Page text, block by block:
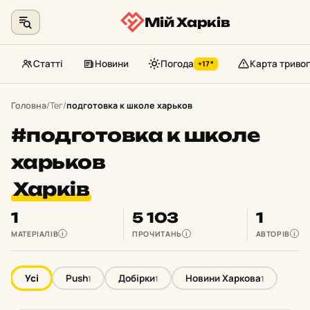
Мій Харків
Статті Новини Погода +17° Карта тривог
Головна/Тег/подготовка к школе харьков
#подготовка к школе
харьков
Харків
1
МАТЕРІАЛІВ i
5 103
ПРОЧИТАНЬ i
1
АВТОРІВ i
Усі Push1 Добірки1 Новини Харкова1